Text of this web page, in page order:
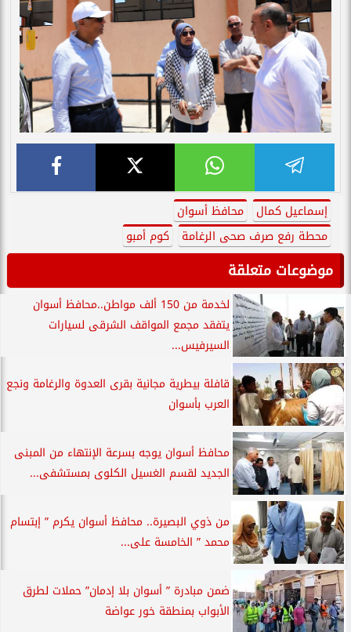
إسماعيل كمال
محافظ أسوان
محطة رفع صرف صحى الرغامة
كوم أمبو
موضوعات متعلقة
لخدمة من 150 ألف مواطن..محافظ أسوان
يتفقد مجمع المواقف الشرقى لسيارات
السيرفيس...
قافلة بيطرية مجانية بقرى العدوة والرغامة ونجع
العرب بأسوان
محافظ أسوان يوجه بسرعة الإنتهاء من المبنى
الجديد لقسم الغسيل الكلوى بمستشفى...
من ذوي البصيرة.. محافظ أسوان يكرم ” إبتسام
محمد ” الخامسة على...
ضمن مبادرة ” أسوان بلا إدمان” حملات لطرق
الأبواب بمنطقة خور عواضة